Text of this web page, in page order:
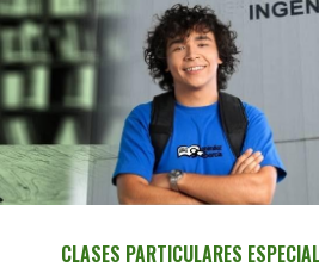
CLASES PARTICULARES